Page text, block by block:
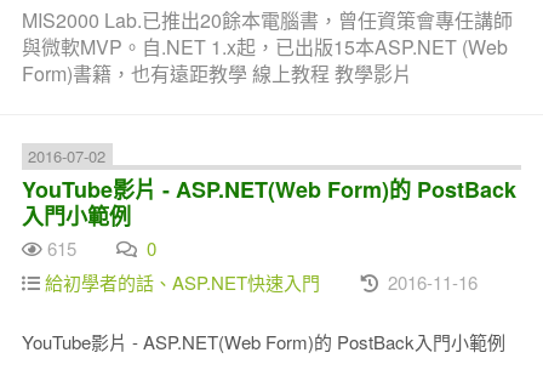
MIS2000 Lab.已推出20餘本電腦書，曾任資策會專任講師
與微軟MVP。自.NET 1.x起，已出版15本ASP.NET (Web
Form)書籍，也有遠距教學 線上教程 教學影片
2016-07-02
YouTube影片 - ASP.NET(Web Form)的 PostBack
入門小範例
615
0
給初學者的話、ASP.NET快速入門
2016-11-16
YouTube影片 - ASP.NET(Web Form)的 PostBack入門小範例